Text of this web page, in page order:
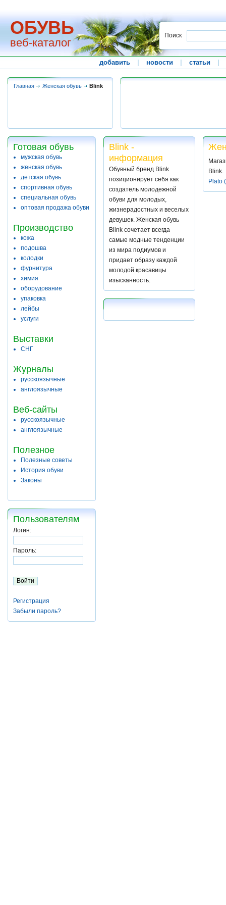
ОБУВЬ
веб-каталог
Поиск
добавить новости статьи
Главная Женская обувь Blink
Готовая обувь
мужская обувь
женская обувь
детская обувь
спортивная обувь
специальная обувь
оптовая продажа обуви
Производство
кожа
подошва
колодки
фурнитура
химия
оборудование
упаковка
лейбы
услуги
Выставки
СНГ
Журналы
русскоязычные
англоязычные
Веб-сайты
русскоязычные
англоязычные
Полезное
Полезные советы
История обуви
Законы
Пользователям
Логин:
Пароль:
Регистрация
Забыли пароль?
Blink -
информация
Обувный бренд Blink
позиционирует себя как
создатель молодежной
обуви для молодых,
жизнерадостных и веселых
девушек. Женская обувь
Blink сочетает всегда
самые модные тенденции
из мира подиумов и
придает образу каждой
молодой красавицы
изысканность.
Blink.
Plato